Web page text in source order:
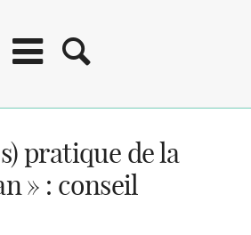
pratique de la
» : conseil